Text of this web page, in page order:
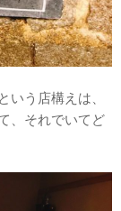
いう店構えは、
、それでいてど